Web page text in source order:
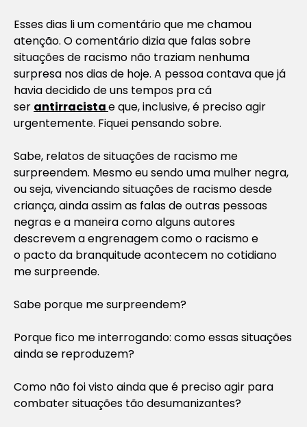
Esses dias li um comentário que me chamou
atenção. O comentário dizia que falas sobre
situações de racismo não traziam nenhuma
surpresa nos dias de hoje. A pessoa contava que já
havia decidido de uns tempos pra cá
ser antirracistae que, inclusive, é preciso agir
urgentemente. Fiquei pensando sobre.
Sabe, relatos de situações de racismo me
surpreendem. Mesmo eu sendo uma mulher negra,
ou seja, vivenciando situações de racismo desde
criança, ainda assim as falas de outras pessoas
negras e a maneira como alguns autores
descrevem a engrenagem como o racismo e
o pacto da branquitude acontecem no cotidiano
me surpreende.
Sabe porque me surpreendem?
Porque fico me interrogando: como essas situações
ainda se reproduzem?
Como não foi visto ainda que é preciso agir para
combater situações tão desumanizantes?